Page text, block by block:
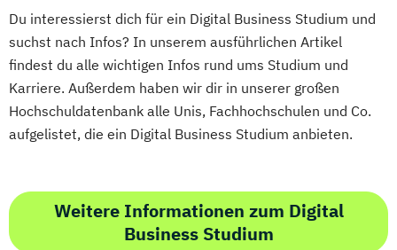
Wirtschafts­ingenieur­wesen
Kunststofftechnik
Wirtschafts­ingenieur­wesen Künstliche
Wirtschafts­ingenieur­wesen Lebensmittel
IT-Manager*in Informatik kompakt
Innovationsmanagement kompakt
Internationales Recht kompakt
Konfliktmanagement und Mediation
Lerncoach*in
Logistik- und Supply-Chain-Manager*in
Marketing- und Vertriebsmanager*in
Mathematik kompakt Medienpädagog*in
Messtechnik für Automatisierungsaufgaben
Ökotoxikologie & Umweltmanagement
Du interessierst dich für ein Digital Business Studium und
suchst nach Infos? In unserem ausführlichen Artikel
findest du alle wichtigen Infos rund ums Studium und
Karriere. Außerdem haben wir dir in unserer großen
Hochschuldatenbank alle Unis, Fachhochschulen und Co.
aufgelistet, die ein Digital Business Studium anbieten.
Weitere Informationen zum Digital
Business Studium